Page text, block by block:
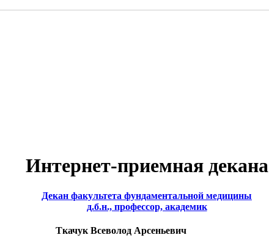
Интернет-приемная декана
Декан факультета фундаментальной медицины
д.б.н., профессор, академик
Ткачук Всеволод Арсеньевич